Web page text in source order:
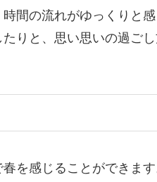
間の流れがゆっくりと
りと、思い思いの過ご
を感じることができま